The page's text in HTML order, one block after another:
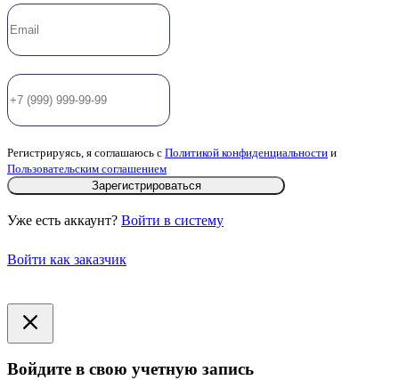
Регистрируясь, я соглашаюсь с Политикой конфиденциальности и
Пользовательским соглашением
Зарегистрироваться
Уже есть аккаунт? Войти в систему
Войти как заказчик
Войдите в свою учетную запись